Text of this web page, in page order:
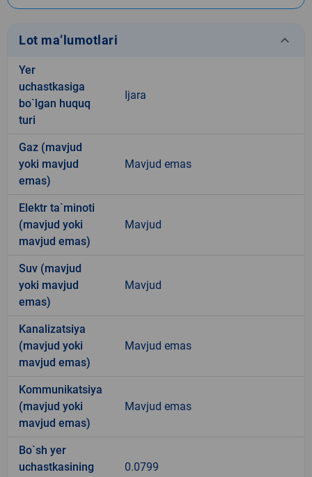
Lot ma’lumotlari keyboard_arrow_down
Yer
uchastkasiga
bo`lgan huquq
turi
Ijara
Gaz (mavjud
yoki mavjud
emas)
Mavjud emas
Elektr ta`minoti
(mavjud yoki
mavjud emas)
Mavjud
Suv (mavjud
yoki mavjud
emas)
Mavjud
Kanalizatsiya
(mavjud yoki
mavjud emas)
Mavjud emas
Kommunikatsiya
(mavjud yoki
mavjud emas)
Mavjud emas
Bo`sh yer
uchastkasining
0.0799